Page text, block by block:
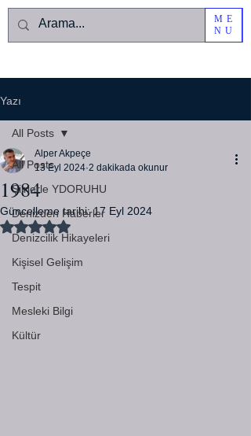
ME
NU
Yazı
All Posts
Şiirlerle YDORUHU
Denizden Haberler
Denizcilik Hikayeleri
Kişisel Gelişim
Tespit
Mesleki Bilgi
Kültür
All Posts
1984
Alper Akpeçe
13 Eyl 2024 2 dakikada okunur
Güncelleme tarihi:17 Eyl 2024
5 üzerinden NaN yıldız